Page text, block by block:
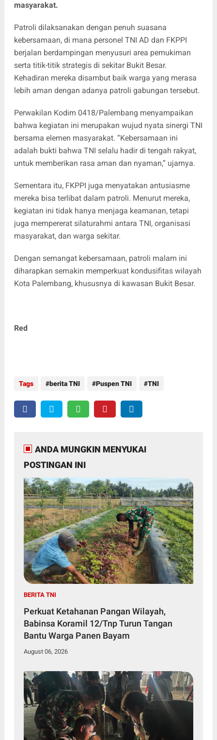
masyarakat.
Patroli dilaksanakan dengan penuh suasana
kebersamaan, di mana personel TNI AD dan FKPPI
berjalan berdampingan menyusuri area pemukiman
serta titik-titik strategis di sekitar Bukit Besar.
Kehadiran mereka disambut baik warga yang merasa
lebih aman dengan adanya patroli gabungan tersebut.
Perwakilan Kodim 0418/Palembang menyampaikan
bahwa kegiatan ini merupakan wujud nyata sinergi TNI
bersama elemen masyarakat. “Kebersamaan ini
adalah bukti bahwa TNI selalu hadir di tengah rakyat,
untuk memberikan rasa aman dan nyaman,” ujarnya.
Sementara itu, FKPPI juga menyatakan antusiasme
mereka bisa terlibat dalam patroli. Menurut mereka,
kegiatan ini tidak hanya menjaga keamanan, tetapi
juga mempererat silaturahmi antara TNI, organisasi
masyarakat, dan warga sekitar.
Dengan semangat kebersamaan, patroli malam ini
diharapkan semakin memperkuat kondusifitas wilayah
Kota Palembang, khususnya di kawasan Bukit Besar.
Red
Tags berita TNI Puspen TNI TNI
ANDA MUNGKIN MENYUKAI
POSTINGAN INI
BERITA TNI
Perkuat Ketahanan Pangan Wilayah,
Babinsa Koramil 12/Tnp Turun Tangan
Bantu Warga Panen Bayam
August 06, 2026